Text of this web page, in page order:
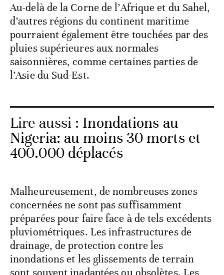
Au-delà de la Corne de l’Afrique et du Sahel,
d’autres régions du continent maritime
pourraient également être touchées par des
pluies supérieures aux normales
saisonnières, comme certaines parties de
l’Asie du Sud-Est.
Lire aussi : Inondations au
Nigeria: au moins 30 morts et
400.000 déplacés
Malheureusement, de nombreuses zones
concernées ne sont pas suffisamment
préparées pour faire face à de tels excédents
pluviométriques. Les infrastructures de
drainage, de protection contre les
inondations et les glissements de terrain
sont souvent inadaptées ou obsolètes. Les